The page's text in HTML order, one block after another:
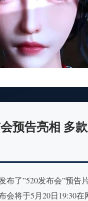
预告亮相 多
布了”520发布会”预告
会将于5月20日19:30